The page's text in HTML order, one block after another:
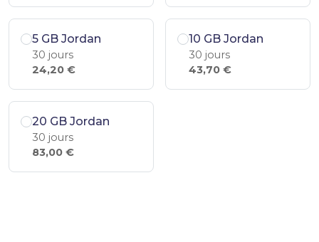
5 GB Jordan
30 jours
24,20 €
10 GB Jordan
30 jours
43,70 €
20 GB Jordan
30 jours
83,00 €